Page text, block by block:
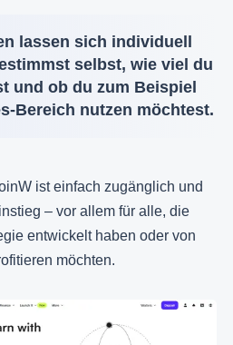
lassen sich individuell
selbst, wie viel du
und ob du zum Beispiel
Bereich nutzen möchtest.
ist einfach zugänglich und
– vor allem für alle, die
entwickelt haben oder von
möchten.